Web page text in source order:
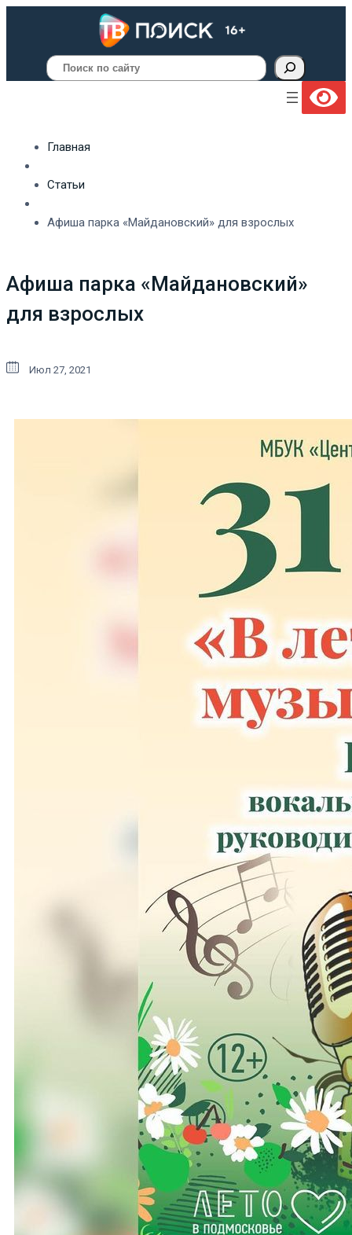
Поиск
Главная
Статьи
Афиша парка «Майдановский» для взрослых
Афиша парка «Майдановский»
для взрослых
Июл 27, 2021